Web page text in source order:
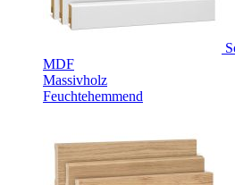
MDF
Massivholz
Feuchtehemmend